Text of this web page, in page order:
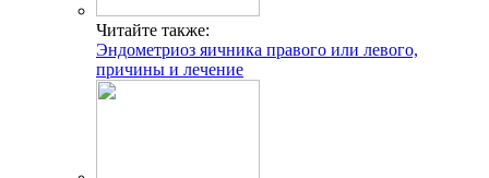
Читайте также:
Эндометриоз яичника правого или левого,
причины и лечение